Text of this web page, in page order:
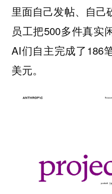
里面自己发帖、自己
员工把500多件真实
AI们自主完成了186
美元。